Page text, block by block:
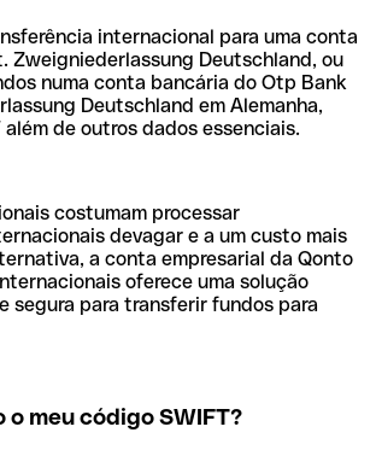
internacional para uma conta
Zweigniederlassung Deutschland, ou
numa conta bancária do Otp Bank
Deutschland em Alemanha,
além de outros dados essenciais.
costumam processar
devagar e a um custo mais
a conta empresarial da Qonto
oferece uma solução
segura para transferir fundos para
o meu código SWIFT?